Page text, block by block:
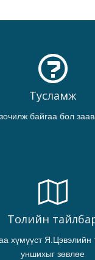
Тусламж
байгаа бол
Толийн
хүмүүст
уншихыг зөвлөе